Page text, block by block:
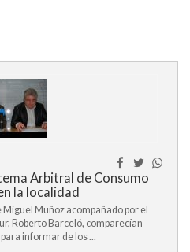
Arbitral de Consumo
la localidad
Miguel Muñoz acompañado por el
Roberto Barceló, comparecían
informar de los ...